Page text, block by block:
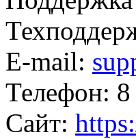
E-mail:
Телефон:
Сайт: